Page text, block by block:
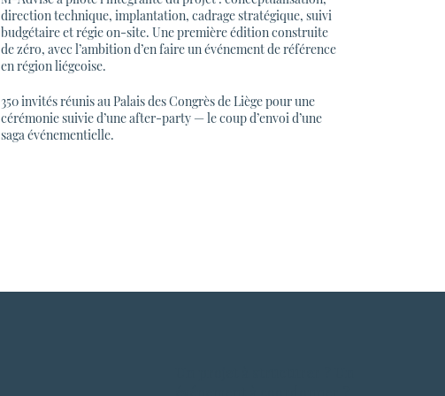
direction technique, implantation, cadrage stratégique, suivi
budgétaire et régie on-site. Une première édition construite
de zéro, avec l’ambition d’en faire un événement de référence
en région liégeoise.
350 invités réunis au Palais des Congrès de Liège pour une
cérémonie suivie d’une after-party — le coup d’envoi d’une
saga événementielle.